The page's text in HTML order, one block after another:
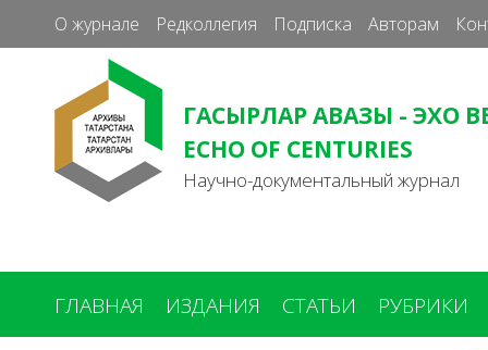
О журнале Редколлегия Подписка Авторам
ГАСЫРЛАР АВАЗЫ - ЭХО
ECHO OF CENTURIES
Научно-документальный журнал
ГЛАВНАЯ ИЗДАНИЯ СТАТЬИ РУБРИКИ